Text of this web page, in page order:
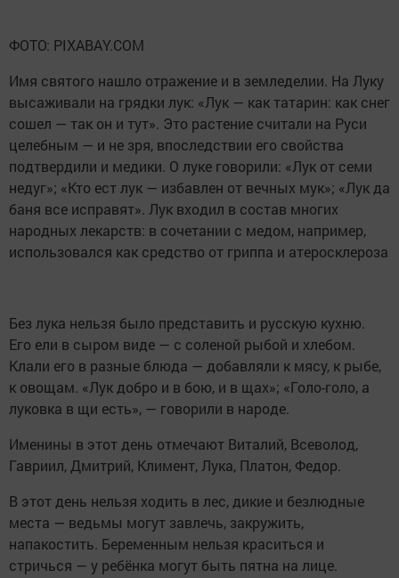
ФОТО: PIXABAY.COM
Имя святого нашло отражение и в земледелии. На Луку
высаживали на грядки лук: «Лук — как татарин: как снег
сошел — так он и тут». Это растение считали на Руси
целебным — и не зря, впоследствии его свойства
подтвердили и медики. О луке говорили: «Лук от семи
недуг»; «Кто ест лук — избавлен от вечных мук»; «Лук да
баня все исправят». Лук входил в состав многих
народных лекарств: в сочетании с медом, например,
использовался как средство от гриппа и атеросклероза
Без лука нельзя было представить и русскую кухню.
Его ели в сыром виде — с соленой рыбой и хлебом.
Клали его в разные блюда — добавляли к мясу, к рыбе,
к овощам. «Лук добро и в бою, и в щах»; «Голо-голо, а
луковка в щи есть», — говорили в народе.
Именины в этот день отмечают Виталий, Всеволод,
Гавриил, Дмитрий, Климент, Лука, Платон, Федор.
В этот день нельзя ходить в лес, дикие и безлюдные
места — ведьмы могут завлечь, закружить,
напакостить. Беременным нельзя краситься и
стричься — у ребёнка могут быть пятна на лице.